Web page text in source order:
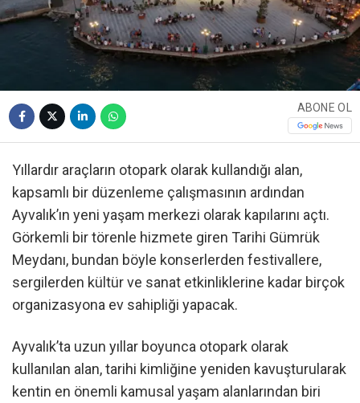
ABONE OL
Yıllardır araçların otopark olarak kullandığı alan,
kapsamlı bir düzenleme çalışmasının ardından
Ayvalık’ın yeni yaşam merkezi olarak kapılarını açtı.
Görkemli bir törenle hizmete giren Tarihi Gümrük
Meydanı, bundan böyle konserlerden festivallere,
sergilerden kültür ve sanat etkinliklerine kadar birçok
organizasyona ev sahipliği yapacak.
Ayvalık’ta uzun yıllar boyunca otopark olarak
kullanılan alan, tarihi kimliğine yeniden kavuşturularak
kentin en önemli kamusal yaşam alanlarından biri